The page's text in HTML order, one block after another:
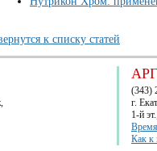
к списку статей
(343)
г.
1-й
Как к